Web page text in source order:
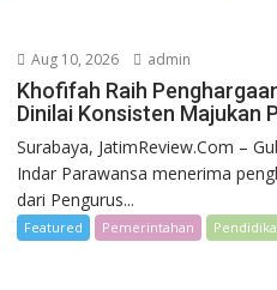
Aug 10, 2026 admin
Khofifah Raih
Dinilai Konsisten Majukan
Surabaya, JatimReview.Com –
Indar Parawansa menerima
dari Pengurus...
Featured Pemerintahan